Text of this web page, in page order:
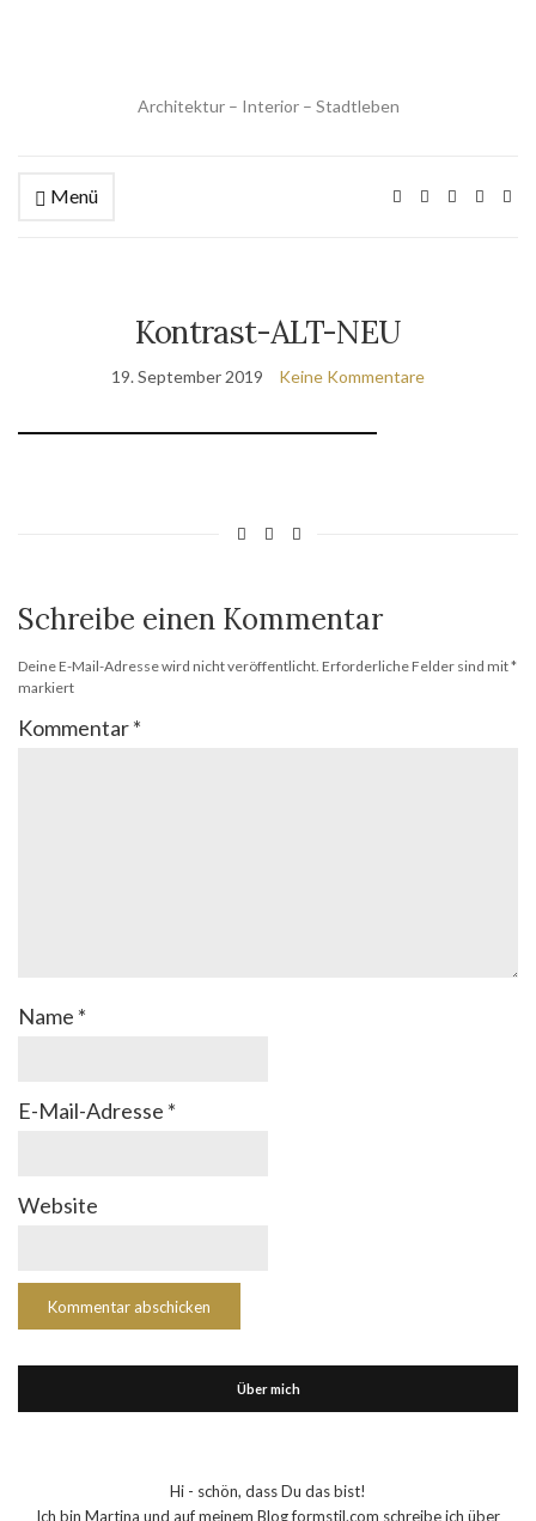
Architektur – Interior – Stadtleben
Menü
Kontrast-ALT-NEU
19. September 2019 Keine Kommentare
Schreibe einen Kommentar
Deine E-Mail-Adresse wird nicht veröffentlicht. Erforderliche Felder sind mit*
markiert
Kommentar*
Name *
E-Mail-Adresse *
Website
Über mich
Hi - schön, dass Du das bist!
Ich bin Martina und auf meinem Blog formstil.com schreibe ich über